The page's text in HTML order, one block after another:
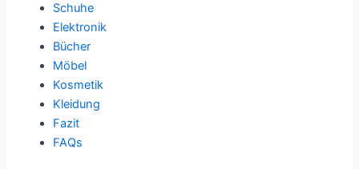
Schuhe
Elektronik
Bücher
Möbel
Kosmetik
Kleidung
Fazit
FAQs